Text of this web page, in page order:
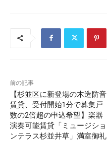
前の記事
【杉並区に新登場の木造防音
賃貸、受付開始1分で募集戸
数の2倍超の申込希望】楽器
演奏可能賃貸「ミュージショ
ンテラス杉並井草」満室御礼